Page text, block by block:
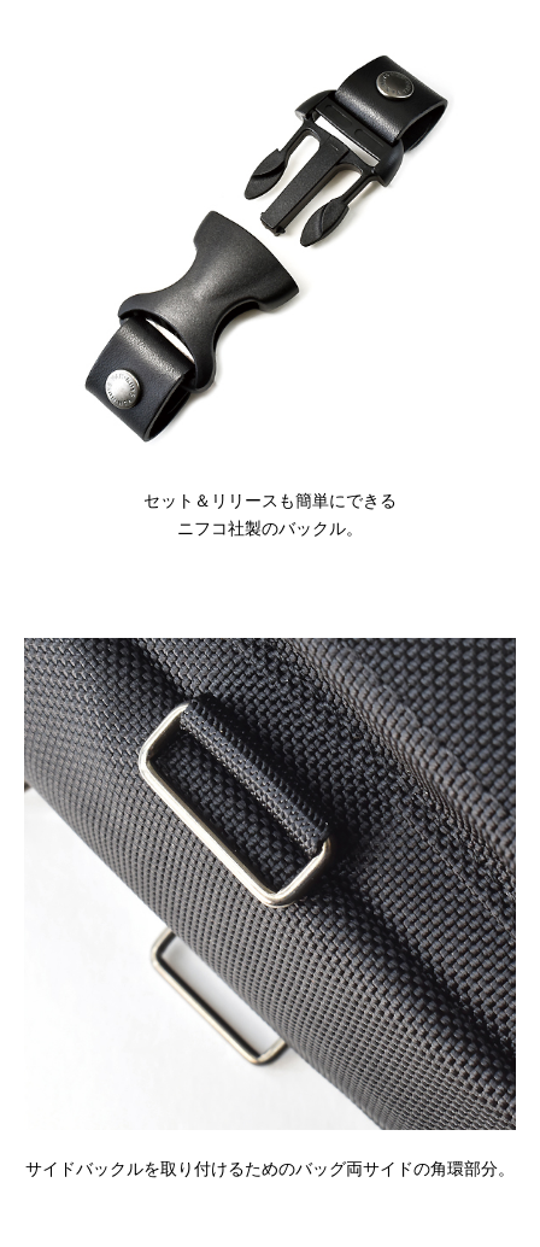
セット＆リリースも簡単にできる
ニフコ社製のバックル。
サイドバックルを取り付けるためのバッグ両サイドの角環部分。